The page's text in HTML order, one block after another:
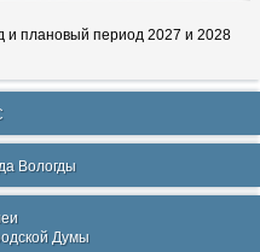
и плановый период 2027 и 2028
Вологды
Думы